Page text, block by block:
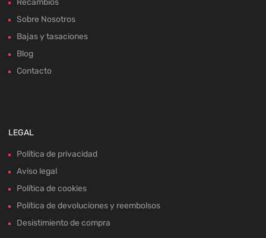
Recambios
Sobre Nosotros
Bajas y tasaciones
Blog
Contacto
LEGAL
Política de privacidad
Aviso legal
Política de cookies
Política de devoluciones y reembolsos
Desistimiento de compra